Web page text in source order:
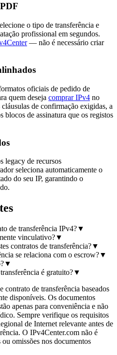
o tipo de transferência e
profissional em segundos.
— não é necessário criar
oficiais de pedido de
quem deseja comprar IPv4 no
de confirmação exigidas, a
blocos de assinatura que os registos
legacy de recursos
seleciona automaticamente o
do seu IP, garantindo o
de transferência IPv4?▼
vinculativo?▼
contratos de transferência?▼
se relaciona com o escrow?▼
▼
é gratuito?▼
contrato de transferência baseados
disponíveis. Os documentos
apenas para conveniência e não
Sempre verifique os requisitos
de Internet relevante antes de
O IPv4Center.com não é
omissões nos documentos